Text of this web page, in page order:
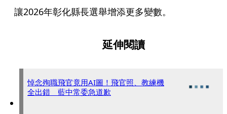
讓2026年彰化縣長選舉增添更多變數。
延伸閱讀
悼念殉職飛官竟用AI圖！飛官照、教練機
全出錯 藍中常委急道歉